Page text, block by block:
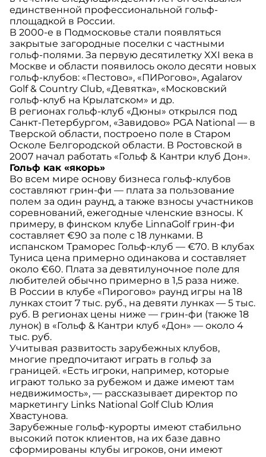
единственной профессиональной гольф-
площадкой в России.
В 2000-е в Подмосковье стали появляться
закрытые загородные поселки с частными
гольф-полями. За первую десятилетку XXI века в
Москве и области появилось около десяти новых
гольф-клубов: «Пестово», «ПИРогово», Agalarov
Golf & Country Club, «Девятка», «Московский
гольф-клуб на Крылатском» и др.
В регионах гольф-клуб «Дюны» открылся под
Санкт-Петербургом, «Завидово» PGA National — в
Тверской области, построено поле в Старом
Осколе Белгородской области. В Ростовской в
2007 начал работать «Гольф & Кантри клуб Дон».
Гольф как «якорь»
Во всем мире основу бизнеса гольф-клубов
составляют грин-фи — плата за пользование
полем за один раунд, а также взносы участников
соревнований, ежегодные членские взносы. К
примеру, в финском клубе LinnaGolf грин-фи
составляет €90 за поле с 18 лунками. В
испанском Tраморес Гольф-клуб — €70. В клубах
Туниса цена примерно одинакова и составляет
около €60. Плата за девятилуночное поле для
любителей обычно примерно в 1,5 раза ниже.
В России в клубе «Пирогово» раунд игры на 18
лунках стоит 7 тыс. руб., на девяти лунках — 5 тыс.
руб. В регионах цены ниже — грин-фи (также 18
лунок) в «Гольф & Кантри клуб «Дон» — около 4
тыс. руб.
Учитывая развитость зарубежных клубов,
многие предпочитают играть в гольф за
границей. «Есть игроки, например, которые
играют только за рубежом и даже имеют там
недвижимость», — рассказывает директор по
маркетингу Links National Golf Club Юлия
Хвастунова.
Зарубежные гольф-курорты имеют стабильно
высокий поток клиентов, на их базе давно
сформированы клубы игроков, они имеют